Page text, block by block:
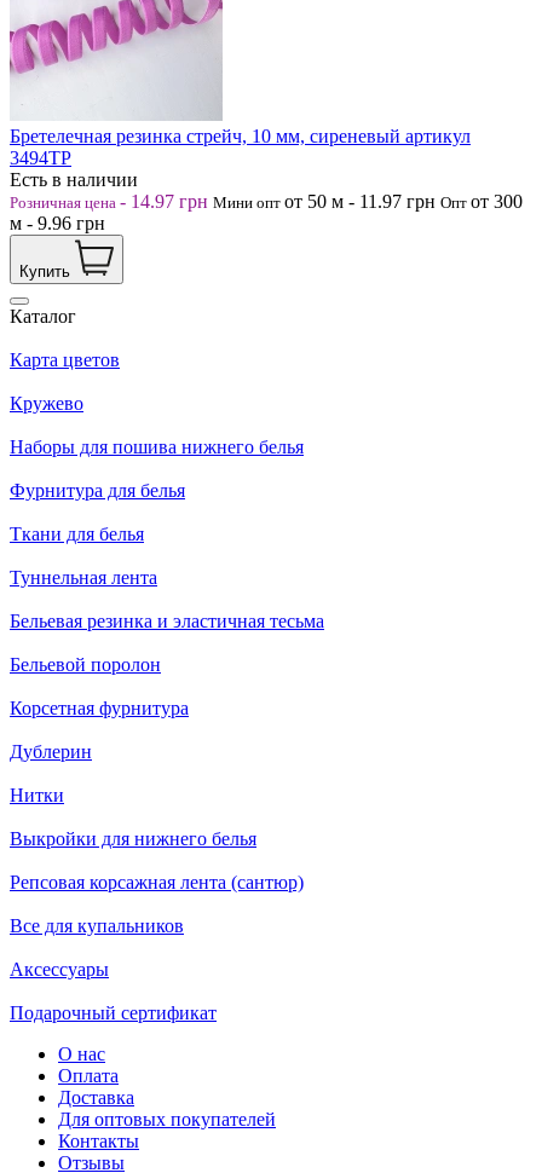
Бретелечная резинка стрейч, 10 мм, сиреневый артикул
3494ТР
Есть в наличии
Розничная цена - 14.97 грн Мини опт от 50 м - 11.97 грн Опт от 300
м - 9.96 грн
Купить
Каталог
Карта цветов
Кружево
Наборы для пошива нижнего белья
Фурнитура для белья
Ткани для белья
Туннельная лента
Бельевая резинка и эластичная тесьма
Бельевой поролон
Корсетная фурнитура
Дублерин
Нитки
Выкройки для нижнего белья
Репсовая корсажная лента (сантюр)
Все для купальников
Аксессуары
Подарочный сертификат
О нас
Оплата
Доставка
Для оптовых покупателей
Контакты
Отзывы